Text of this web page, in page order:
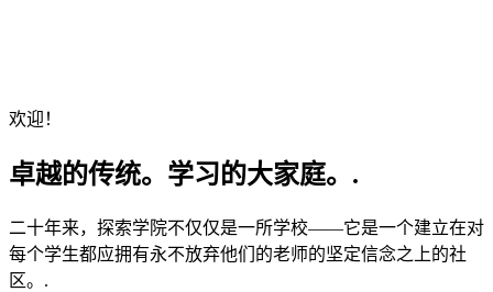
欢迎！
卓越的传统。学习的大家庭。.
二十年来，探索学院不仅仅是一所学校——它是一个建立在对
每个学生都应拥有永不放弃他们的老师的坚定信念之上的社
区。.